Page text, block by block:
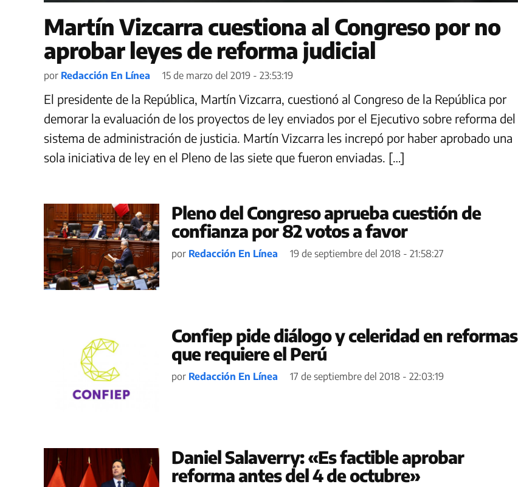
Martín Vizcarra cuestiona al Congreso por no
aprobar leyes de reforma judicial
por Redacción En Línea 15 de marzo del 2019 - 23:53:19
El presidente de la República, Martín Vizcarra, cuestionó al Congreso de la República por
demorar la evaluación de los proyectos de ley enviados por el Ejecutivo sobre reforma del
sistema de administración de justicia. Martín Vizcarra les increpó por haber aprobado una
sola iniciativa de ley en el Pleno de las siete que fueron enviadas. […]
Pleno del Congreso aprueba cuestión de
confianza por 82 votos a favor
por Redacción En Línea 19 de septiembre del 2018 - 21:58:27
Confiep pide diálogo y celeridad en reformas
que requiere el Perú
por Redacción En Línea 17 de septiembre del 2018 - 22:03:19
Daniel Salaverry: «Es factible aprobar
reforma antes del 4 de octubre»